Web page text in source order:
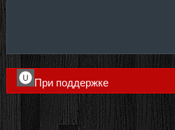
При поддержке